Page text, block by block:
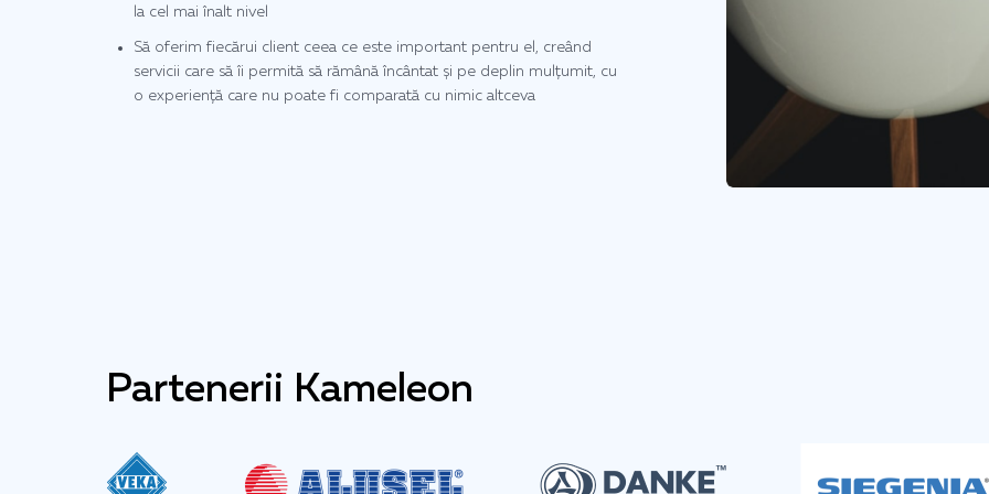
la cel mai înalt nivel
Să oferim fiecărui client ceea ce este important pentru el, creând
servicii care să îi permită să rămână încântat și pe deplin mulțumit, cu
o experiență care nu poate fi comparată cu nimic altceva
Partenerii Kameleon